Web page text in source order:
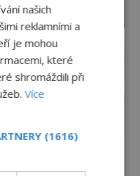
našich
reklamními a
je mohou
které
shromáždili při
Více
(1616)